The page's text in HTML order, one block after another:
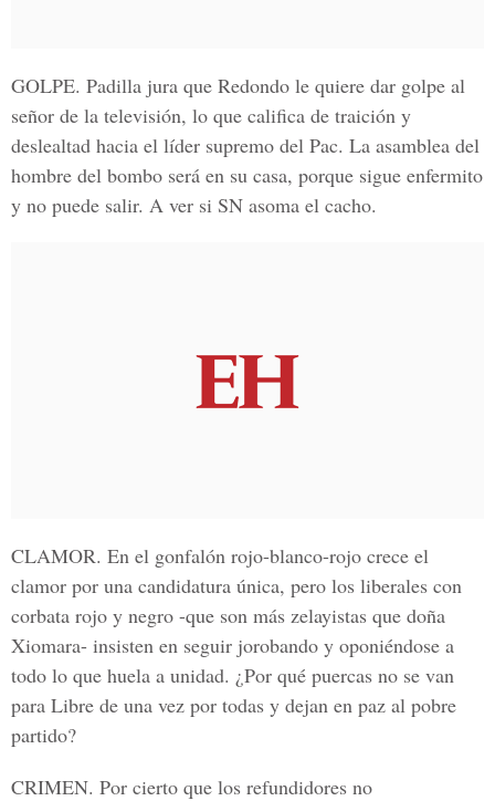
GOLPE. Padilla jura que Redondo le quiere dar golpe al
señor de la televisión, lo que califica de traición y
deslealtad hacia el líder supremo del Pac. La asamblea del
hombre del bombo será en su casa, porque sigue enfermito
y no puede salir. A ver si SN asoma el cacho.
CLAMOR. En el gonfalón rojo-blanco-rojo crece el
clamor por una candidatura única, pero los liberales con
corbata rojo y negro -que son más zelayistas que doña
Xiomara- insisten en seguir jorobando y oponiéndose a
todo lo que huela a unidad. ¿Por qué puercas no se van
para Libre de una vez por todas y dejan en paz al pobre
partido?
CRIMEN. Por cierto que los refundidores no